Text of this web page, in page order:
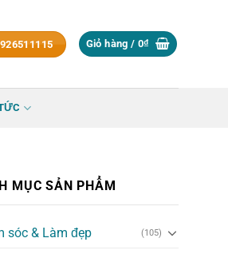
Giỏ hàng / 0₫
MỤC SẢN PHẨM
sóc & Làm đẹp (105)